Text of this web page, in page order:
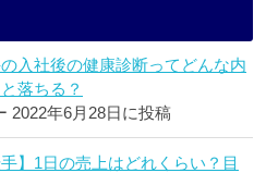
入社後の健康診断ってどんな内
落ちる？
2022年6月28日に投稿
手】1日の売上はどれくらい？目